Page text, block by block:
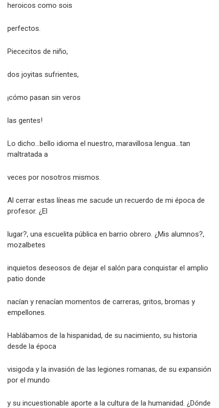
heroicos como sois
perfectos.
Piececitos de niño,
dos joyitas sufrientes,
¡cómo pasan sin veros
las gentes!
Lo dicho…bello idioma el nuestro, maravillosa lengua…tan
maltratada a
veces por nosotros mismos.
Al cerrar estas líneas me sacude un recuerdo de mi época de
profesor. ¿El
lugar?, una escuelita pública en barrio obrero. ¿Mis alumnos?,
mozalbetes
inquietos deseosos de dejar el salón para conquistar el amplio
patio donde
nacían y renacían momentos de carreras, gritos, bromas y
empellones.
Hablábamos de la hispanidad, de su nacimiento, su historia
desde la época
visigoda y la invasión de las legiones romanas, de su expansión
por el mundo
y su incuestionable aporte a la cultura de la humanidad. ¿Dónde